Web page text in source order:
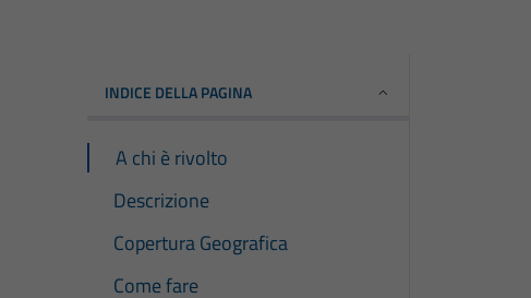
INDICE DELLA PAGINA
A chi è rivolto
Descrizione
Copertura Geografica
Come fare